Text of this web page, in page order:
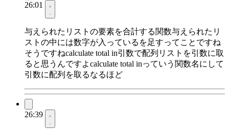
26:01
与えられたリストの要素を合計する関数与えられたリ
ストの中には数字が入っているを足すってことですね
そうですねcalculate total in引数で配列リストを引数に取
ると思うんですよcalculate total inっていう関数名にして
引数に配列を取るなるほど
26:39